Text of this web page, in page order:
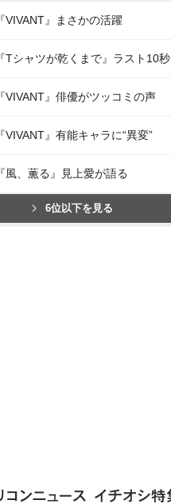
『VIVANT』まさかの活躍
『Tシャツが乾くまで』ラスト10秒
『VIVANT』俳優がツッコミの声
『VIVANT』有能キャラに“異変”
『風、薫る』見上愛が語る
6位以下を見る